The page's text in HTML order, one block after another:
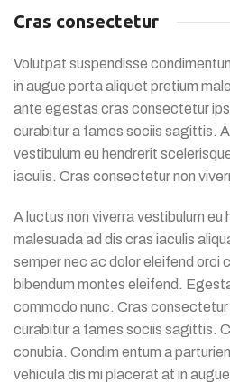
Cras consectetur
Volutpat suspendisse
in augue porta aliquet pretium
ante egestas cras consectetur
curabitur a fames sociis sagittis.
vestibulum eu hendrerit
iaculis. Cras consectetur non
A luctus non viverra vestibulum eu
malesuada ad dis cras iaculis
semper nec ac dolor eleifend orci
bibendum montes eleifend.
commodo nunc. Cras
curabitur a fames sociis sagittis.
conubia. Condim entum a
vehicula dis mi placerat at in